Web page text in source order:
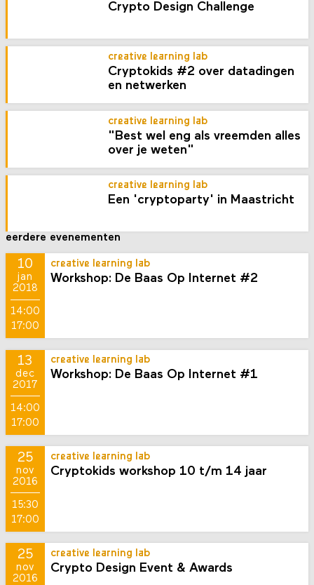
Crypto Design Challenge
creative learning lab
Cryptokids #2 over datadingen
en netwerken
creative learning lab
"Best wel eng als vreemden alles
over je weten"
creative learning lab
Een 'cryptoparty' in Maastricht
eerdere evenementen
10
jan
2018
14:00
17:00
creative learning lab
Workshop: De Baas Op Internet #2
13
dec
2017
14:00
17:00
creative learning lab
Workshop: De Baas Op Internet #1
25
nov
2016
15:30
17:00
creative learning lab
Cryptokids workshop 10 t/m 14 jaar
25
nov
2016
creative learning lab
Crypto Design Event & Awards